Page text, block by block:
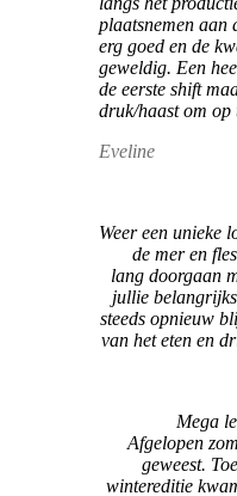
plaatsnemen aan
erg goed en de
geweldig. Een
de eerste shift
druk/haast om op
Eveline
Weer een unieke
de mer en
lang doorgaan
jullie
steeds opnieuw
van het eten en
Mega
Afgelopen
geweest.
wintereditie